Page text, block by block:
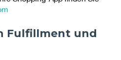
Fulfillment und